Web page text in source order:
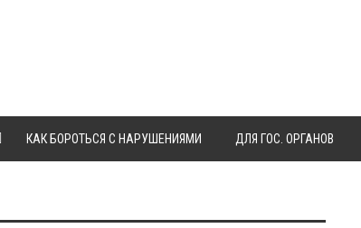
КАК БОРОТЬСЯ С НАРУШЕНИЯМИ ДЛЯ ГОС. ОРГАНОВ